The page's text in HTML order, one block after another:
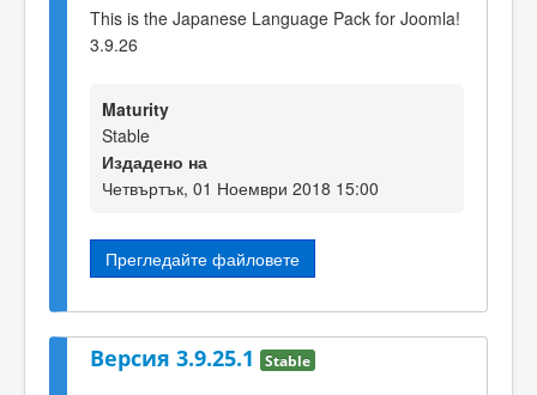
This is the Japanese Language Pack for Joomla!
3.9.26
Maturity
Stable
Издадено на
Четвъртък, 01 Ноември 2018 15:00
Прегледайте файловете
Версия 3.9.25.1 Stable